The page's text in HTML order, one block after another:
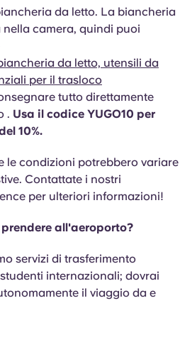
da letto. La biancheria
camera, quindi puoi
da letto, utensili da
per il trasloco
tutto direttamente
. Usa il codice YUGO10 per
10%.
le condizioni potrebbero variare
Contattate i nostri
per ulteriori informazioni!
all'aeroporto?
servizi di trasferimento
internazionali; dovrai
il viaggio da e